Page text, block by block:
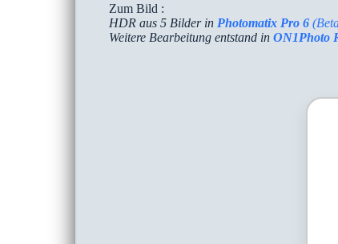
Zum Bild :
HDR aus 5 Bilder in Photomatix Pro 6
Weitere Bearbeitung entstand in ON1Photo